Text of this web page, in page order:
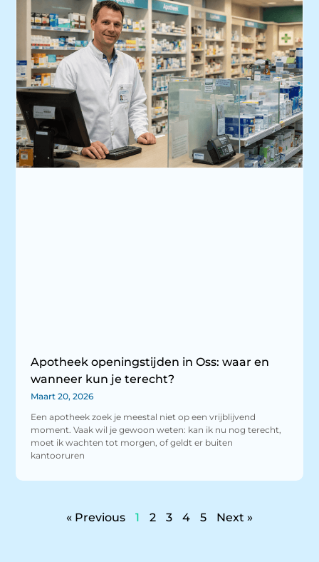
Apotheek openingstijden in Oss: waar en
wanneer kun je terecht?
Maart 20, 2026
Een apotheek zoek je meestal niet op een vrijblijvend
moment. Vaak wil je gewoon weten: kan ik nu nog terecht,
moet ik wachten tot morgen, of geldt er buiten
kantooruren
« Previous 1 2 3 4 5 Next »